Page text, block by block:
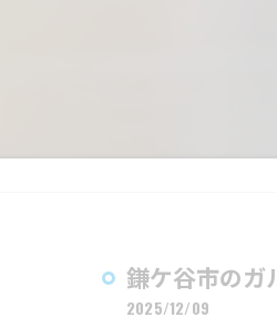
鎌ケ谷市の
2025/12/09